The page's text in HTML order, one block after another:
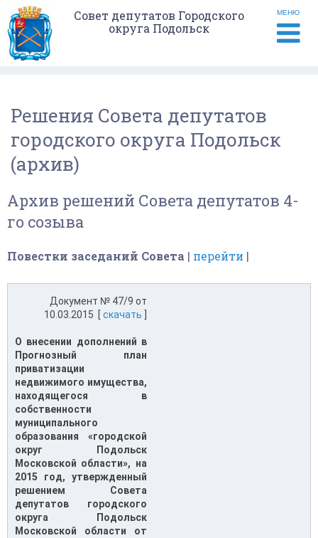
Совет депутатов Городского
округа Подольск
МЕНЮ
Решения Совета депутатов
городского округа Подольск
(архив)
Архив решений Совета депутатов 4-
го созыва
Повестки заседаний Совета | перейти |
Документ № 47/9 от
10.03.2015 [ скачать
О внесении дополнений в
Прогнозный план
приватизации
недвижимого имущества,
находящегося в
собственности
муниципального
образования «городской
округ Подольск
Московской области», на
2015 год, утвержденный
решением Совета
депутатов городского
округа Подольск
Московской области от